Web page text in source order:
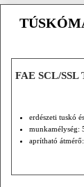
FAE SCL/
erdészeti tuskó
munkamélység:
aprítható